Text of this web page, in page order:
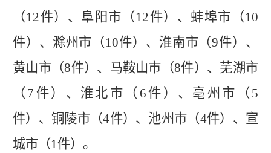
（12件）、阜阳市（12件）、蚌埠市（10
件）、滁州市（10件）、淮南市（9件）、
黄山市（8件）、马鞍山市（8件）、芜湖市
（7件）、淮北市（6件）、亳州市（5
件）、铜陵市（4件）、池州市（4件）、宣
城市（1件）。